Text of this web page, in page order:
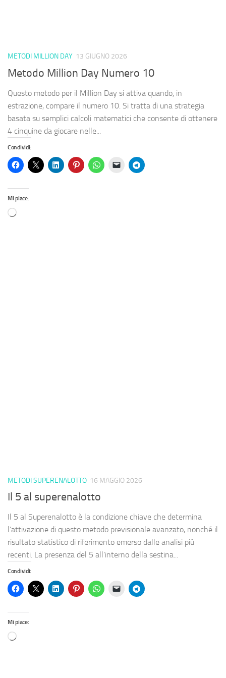
METODI MILLION DAY 13 GIUGNO 2026
Metodo Million Day Numero 10
Questo metodo per il Million Day si attiva quando, in
estrazione, compare il numero 10. Si tratta di una strategia
basata su semplici calcoli matematici che consente di ottenere
4 cinquine da giocare nelle...
Condividi:
Mi piace:
METODI SUPERENALOTTO 16 MAGGIO 2026
Il 5 al superenalotto
Il 5 al Superenalotto è la condizione chiave che determina
l’attivazione di questo metodo previsionale avanzato, nonché il
risultato statistico di riferimento emerso dalle analisi più
recenti. La presenza del 5 all’interno della sestina...
Condividi:
Mi piace: